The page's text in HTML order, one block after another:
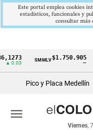
Cintillo
económicos
Colombia
SMMLV $1.750.905
Pico y Placa Medellín
Viernes,
menu
Este portal emplea cookies
estadísticos, funcionales y
consultar más